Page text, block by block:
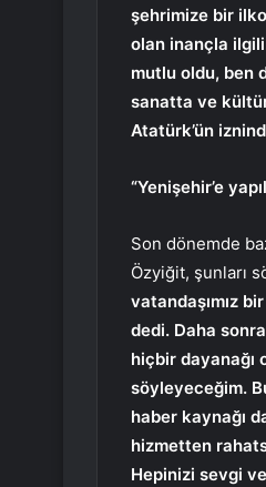
şehrimize bir
olan inançla
mutlu oldu, ben
sanatta ve
Atatürk’ün
“Yenişehir’e
Son dönemde
Özyiğit, şunları
vatandaşımız
dedi. Daha
hiçbir dayanağı
söyleyeceğim.
haber kaynağı
hizmetten
Hepinizi sevgi